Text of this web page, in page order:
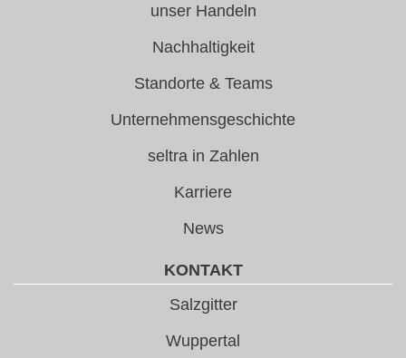
unser Handeln
Nachhaltigkeit
Standorte & Teams
Unternehmensgeschichte
seltra in Zahlen
Karriere
News
KONTAKT
Salzgitter
Wuppertal